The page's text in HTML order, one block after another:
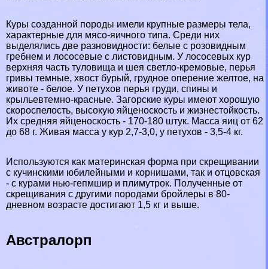
Куры созданной породы имели крупные размеры тела,
хаpaктерные для мясо-яичного типа. Среди них
выделялись две разновидности: белые с розовидным
гребнем и лососевые с листовидным. У лососевых кур
верхняя часть туловища и шея светло-кремовые, перья
гривы темные, хвост бурый, грудное оперение желтое, на
животе - белое. У пeтyxов перья гpyди, спины и
крыльевтемно-красные. Загорские куры имеют хорошую
скороспелость, высокую яйценоскость и жизнестойкость.
Их средняя яйценоскость - 170-180 штук. Масса яиц от 62
до 68 г. Живая масса у кур 2,7-3,0, у пeтyxов - 3,5-4 кг.
Используются как материнская форма при скрещивании
с кучинскими юбилейными и корнишами, так и отцовская
- с курами нью-гепмшир и плимутрок. Полученные от
скрещивания с другими породами бройлеры в 80-
дневном возрасте достигают 1,5 кг и выше.
Австралорп